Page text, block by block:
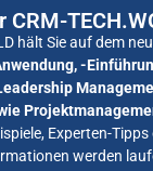
CRM-
hält Sie auf dem
-
Experten-
werden